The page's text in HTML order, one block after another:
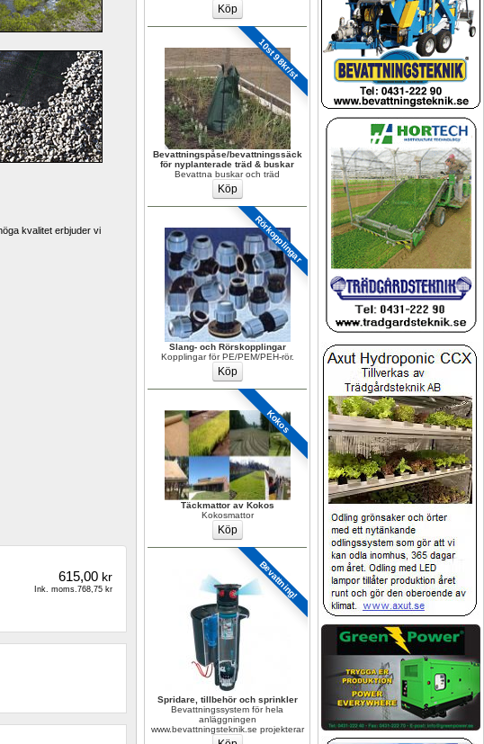
10st 98kr/st
Bevattningspåse/bevattningssäck
för nyplanterade träd & buskar
Bevattna buskar och träd
Rörkopplingar
Slang- och Rörskopplingar
Kopplingar för PE/PEM/PEH-rör.
Kokos
Täckmattor av Kokos
Kokosmattor
Bevattning!
Spridare, tillbehör och sprinkler
Bevattningssystem för hela
anläggningen
www.bevattningsteknik.se projekterar
kvalitet erbjuder vi
615,00kr
Ink. moms.768,75 kr